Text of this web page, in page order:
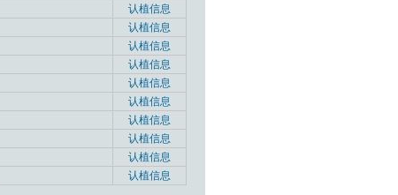
认植信息
认植信息
认植信息
认植信息
认植信息
认植信息
认植信息
认植信息
认植信息
认植信息